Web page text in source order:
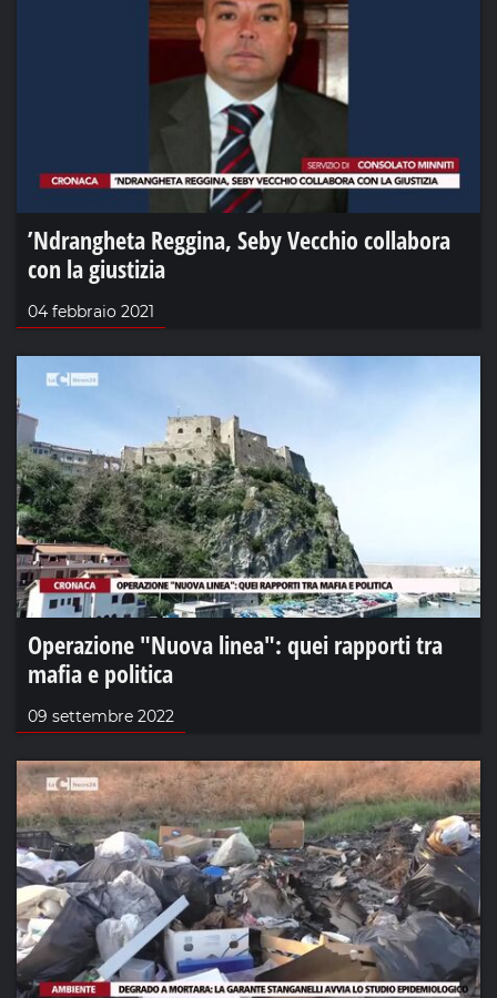
’Ndrangheta Reggina, Seby Vecchio collabora
con la giustizia
04 febbraio 2021
Operazione "Nuova linea": quei rapporti tra
mafia e politica
09 settembre 2022